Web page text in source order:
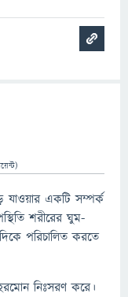
যাওয়ার একটি সম্পর্ক
শরীরের ঘুম-
পরিচালিত করতে
নিঃসরণ করে।